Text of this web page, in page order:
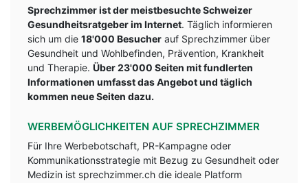
Sprechzimmer ist der meistbesuchte Schweizer
Gesundheitsratgeber im Internet. Täglich informieren
sich um die 18'000 Besucher auf Sprechzimmer über
Gesundheit und Wohlbefinden, Prävention, Krankheit
und Therapie. Über 23'000 Seiten mit fundlerten
Informationen umfasst das Angebot und täglich
kommen neue Seiten dazu.
WERBEMÖGLICHKEITEN AUF SPRECHZIMMER
Für Ihre Werbebotschaft, PR-Kampagne oder
Kommunikationsstrategie mit Bezug zu Gesundheit oder
Medizin ist sprechzimmer.ch die ideale Platform